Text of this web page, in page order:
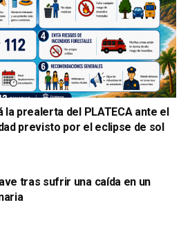
la prealerta del PLATECA ante el
previsto por el eclipse de sol
tras sufrir una caída en un